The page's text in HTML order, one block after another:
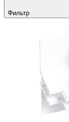
Фильтр